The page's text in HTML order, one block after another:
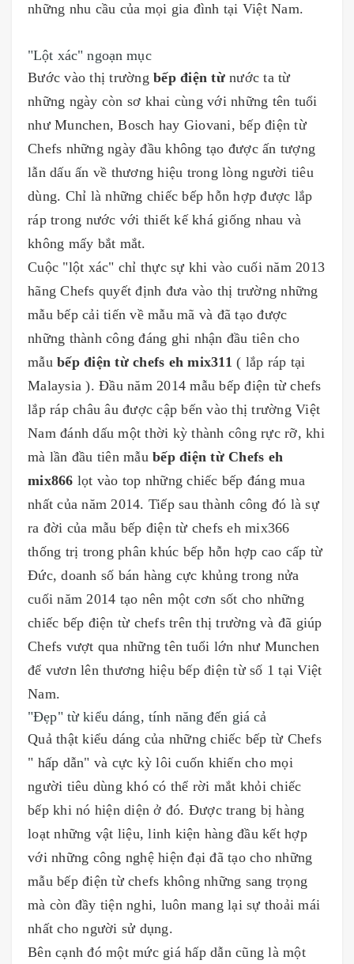
những nhu cầu của mọi gia đình tại Việt Nam.
"Lột xác" ngoạn mục
Bước vào thị trường bếp điện từnước ta từ
những ngày còn sơ khai cùng với những tên tuổi
như Munchen, Bosch hay Giovani, bếp điện từ
Chefs những ngày đầu không tạo được ấn tượng
lẫn dấu ấn về thương hiệu trong lòng người tiêu
dùng. Chỉ là những chiếc bếp hỗn hợp được lắp
ráp trong nước với thiết kế khá giống nhau và
không mấy bắt mắt.
Cuộc "lột xác" chỉ thực sự khi vào cuối năm 2013
hãng Chefs quyết định đưa vào thị trường những
mẫu bếp cải tiến về mẫu mã và đã tạo được
những thành công đáng ghi nhận đầu tiên cho
mẫu bếp điện từ chefs eh mix311 ( lắp ráp tại
Malaysia ). Đầu năm 2014 mẫu bếp điện từ chefs
lắp ráp châu âu được cập bến vào thị trường Việt
Nam đánh dấu một thời kỳ thành công rực rỡ, khi
mà lần đầu tiên mẫu bếp điện từ Chefs eh
mix866 lọt vào top những chiếc bếp đáng mua
nhất của năm 2014. Tiếp sau thành công đó là sự
ra đời của mẫu bếp điện từ chefs eh mix366
thống trị trong phân khúc bếp hỗn hợp cao cấp từ
Đức, doanh số bán hàng cực khủng trong nửa
cuối năm 2014 tạo nên một cơn sốt cho những
chiếc bếp điện từ chefs trên thị trường và đã giúp
Chefs vượt qua những tên tuổi lớn như Munchen
để vươn lên thương hiệu bếp điện từ số 1 tại Việt
Nam.
"Đẹp" từ kiểu dáng, tính năng đến giá cả
Quả thật kiểu dáng của những chiếc bếp từ Chefs
" hấp dẫn" và cực kỳ lôi cuốn khiến cho mọi
người tiêu dùng khó có thể rời mắt khỏi chiếc
bếp khi nó hiện diện ở đó. Được trang bị hàng
loạt những vật liệu, linh kiện hàng đầu kết hợp
với những công nghệ hiện đại đã tạo cho những
mẫu bếp điện từ chefs không những sang trọng
mà còn đầy tiện nghi, luôn mang lại sự thoải mái
nhất cho người sử dụng.
Bên cạnh đó một mức giá hấp dẫn cũng là một